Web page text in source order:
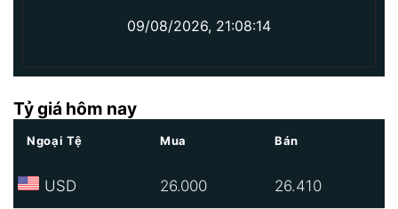
09/08/2026, 21:08:14
Tỷ giá hôm nay
Ngoại Tệ Mua Bán
USD 26.000 26.410